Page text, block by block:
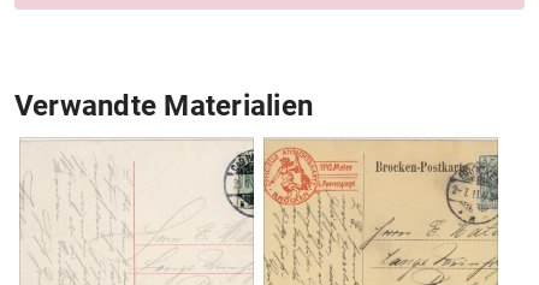
Verwandte Materialien